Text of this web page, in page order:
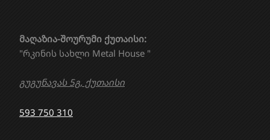
მაღაზია-შოურუმი ქუთაისი:
"რკინის სახლი Metal House "
გუგუნავას 5გ, ქუთაისი
593 750 310